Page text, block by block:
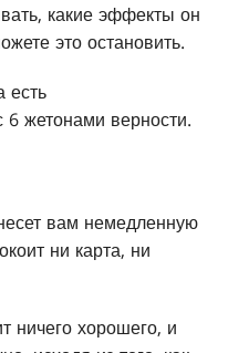
какие эффекты он
это остановить.
есть
6 жетонами верности.
вам немедленную
ни карта, ни
ничего хорошего, и